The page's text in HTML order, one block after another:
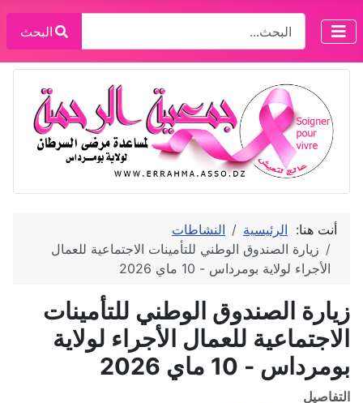
البحث
البحث
أنت هنا: الرئيسية
النشاطات
زيارة الصندوق الوطني للتأمينات الاجتماعية للعمال
الأجراء لولاية بومرداس - 10 ماي 2026
زيارة الصندوق الوطني للتأمينات
الاجتماعية للعمال الأجراء لولاية
بومرداس - 10 ماي 2026
التفاصيل